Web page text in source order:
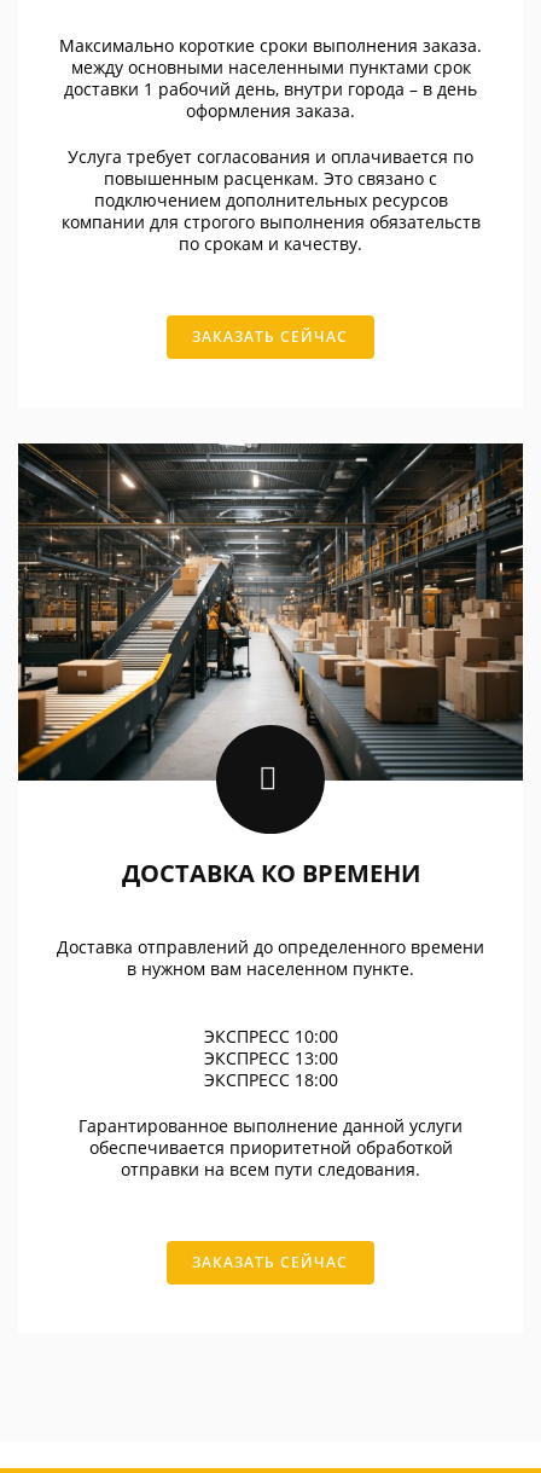
Максимально короткие сроки выполнения заказа.
между основными населенными пунктами срок
доставки 1 рабочий день, внутри города – в день
оформления заказа.
Услуга требует согласования и оплачивается по
повышенным расценкам. Это связано с
подключением дополнительных ресурсов
компании для строгого выполнения обязательств
по срокам и качеству.
ЗАКАЗАТЬ СЕЙЧАС
ДОСТАВКА КО ВРЕМЕНИ
Доставка отправлений до определенного времени
в нужном вам населенном пункте.
ЭКСПРЕСС 10:00
ЭКСПРЕСС 13:00
ЭКСПРЕСС 18:00
Гарантированное выполнение данной услуги
обеспечивается приоритетной обработкой
отправки на всем пути следования.
ЗАКАЗАТЬ СЕЙЧАС